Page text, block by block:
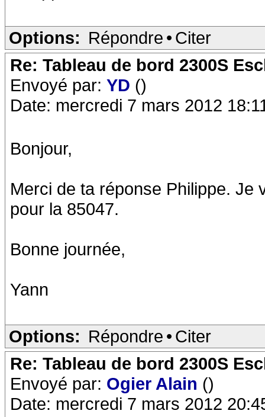
Options: Répondre • Citer
Re: Tableau de bord 2300S
Envoyé par: YD ()
Date: mercredi 7 mars 2012
Bonjour,
Merci de ta réponse Philippe. Je
pour la 85047.
Bonne journée,
Yann
Options: Répondre • Citer
Re: Tableau de bord 2300S
Envoyé par: Ogier Alain ()
Date: mercredi 7 mars 2012